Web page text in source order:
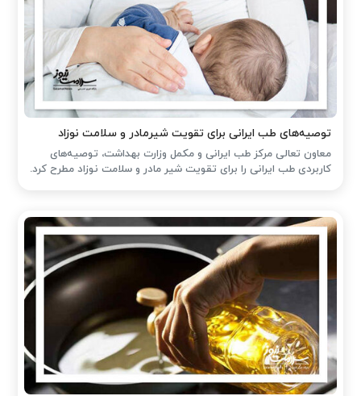
توصیه‌های طب ایرانی برای تقویت شیرمادر و سلامت نوزاد
معاون تعالی مرکز طب ایرانی و مکمل وزارت بهداشت، توصیه‌های
کاربردی طب ایرانی را برای تقویت شیر مادر و سلامت نوزاد مطرح کرد.